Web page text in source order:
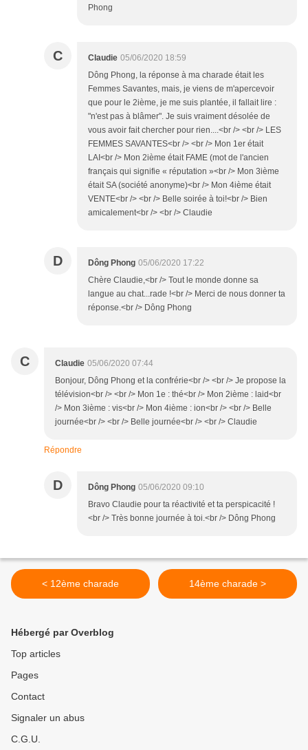
Phong
C Claudie 05/06/2020 18:59
Dông Phong, la réponse à ma charade était les
Femmes Savantes, mais, je viens de m'apercevoir
que pour le 2ième, je me suis plantée, il fallait lire :
"n'est pas à blâmer". Je suis vraiment désolée de
vous avoir fait chercher pour rien....<br /> <br /> LES
FEMMES SAVANTES<br /> <br /> Mon 1er était
LAI<br /> Mon 2ième était FAME (mot de l'ancien
français qui signifie « réputation »<br /> Mon 3ième
était SA (société anonyme)<br /> Mon 4ième était
VENTE<br /> <br /> Belle soirée à toi!<br /> Bien
amicalement<br /> <br /> Claudie
D Dông Phong 05/06/2020 17:22
Chère Claudie,<br /> Tout le monde donne sa
langue au chat...rade !<br /> Merci de nous donner ta
réponse.<br /> Dông Phong
C Claudie 05/06/2020 07:44
Bonjour, Dông Phong et la confrérie<br /> <br /> Je propose la
télévision<br /> <br /> Mon 1e : thé<br /> Mon 2ième : laid<br
/> Mon 3ième : vis<br /> Mon 4ième : ion<br /> <br /> Belle
journée<br /> <br /> Belle journée<br /> <br /> Claudie
Répondre
D Dông Phong 05/06/2020 09:10
Bravo Claudie pour ta réactivité et ta perspicacité !
<br /> Très bonne journée à toi.<br /> Dông Phong
< 12ème charade 14ème charade >
Hébergé par Overblog
Top articles
Pages
Contact
Signaler un abus
C.G.U.